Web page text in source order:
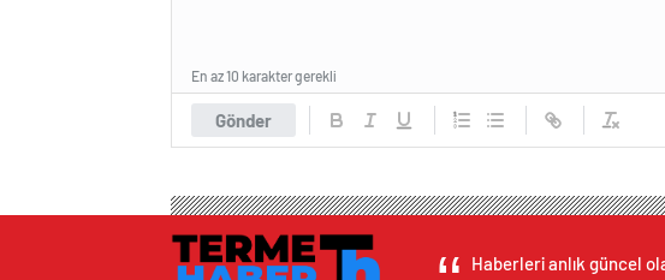
Gönder
En az 10 karakter gerekli
Haberleri anlık güncel